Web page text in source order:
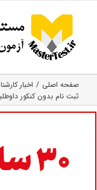
content
صفحه اصلی
اخبار
ثبت نام بدون کنکور